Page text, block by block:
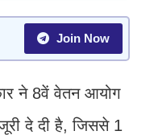
Join Now
ने 8वें वेतन आयोग
दे दी है, जिससे 1